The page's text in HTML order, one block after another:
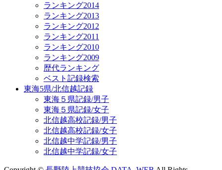
ランキング2014
ランキング2013
ランキング2012
ランキング2011
ランキング2010
ランキング2009
歴代ランキング
ベスト記録検索
東海5県/北信越記録
東海５県記録/男子
東海５県記録/女子
北信越高校記録/男子
北信越高校記録/女子
北信越中学記録/男子
北信越中学記録/女子